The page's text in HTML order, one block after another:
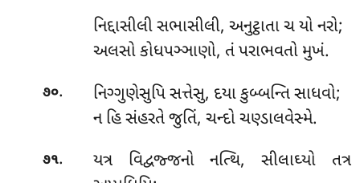
નિદ્દાસીલીસભાસીલી, અનુટ્ઠાતા ચ યો નરો;
અલસો કોધપઞ્ઞાણો, તં પરાભવતો મુખં.
૭૦.
નિગ્ગુણેસુપિ સત્તેસુ, દયા કુબ્બન્તિ સાધવો;
ન હિ સંહરતે જુતિં, ચન્દો ચણ્ડાલવેસ્મે.
૭૧. યત્ર વિદ્વજ્જનો નત્થિ, સીલાઘ્યો તત્ર